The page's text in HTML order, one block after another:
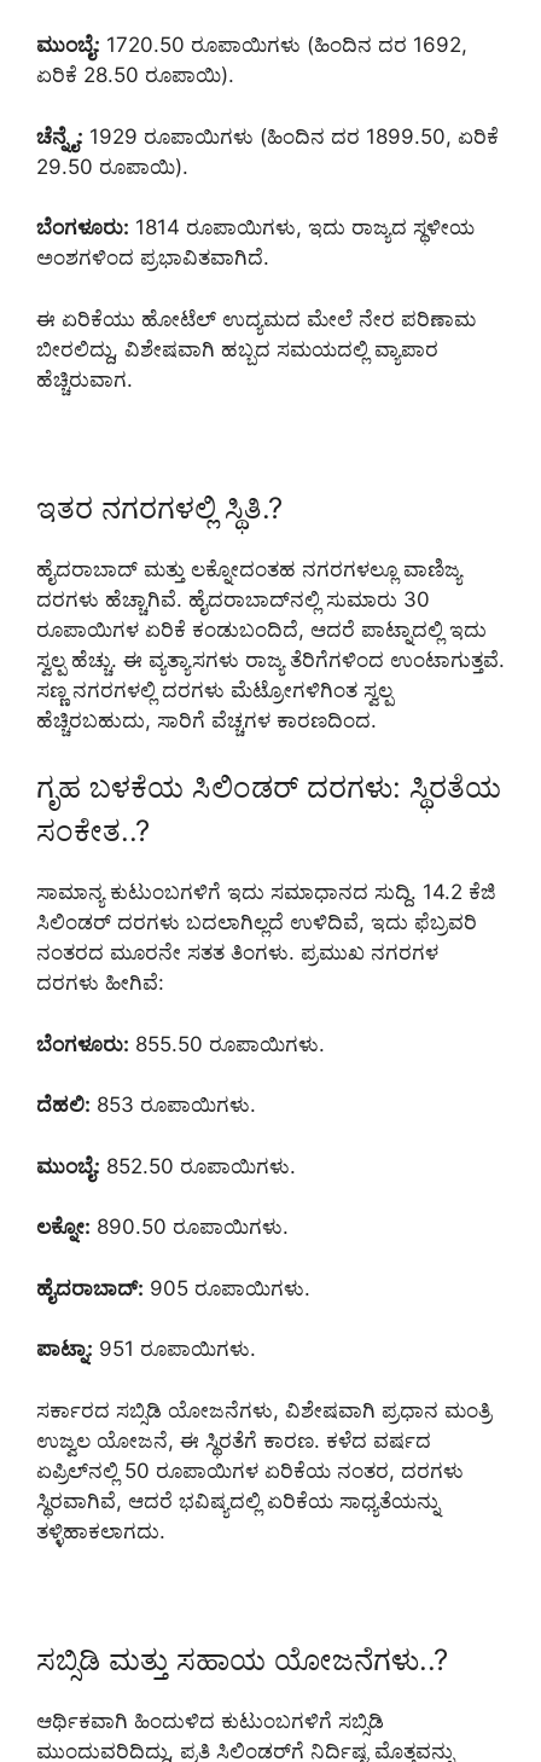
ಮುಂಬೈ: 1720.50 ರೂಪಾಯಿಗಳು (ಹಿಂದಿನ ದರ 1692,
ಏರಿಕೆ 28.50 ರೂಪಾಯಿ).
ಚೆನ್ನೈ: 1929 ರೂಪಾಯಿಗಳು (ಹಿಂದಿನ ದರ 1899.50, ಏರಿಕೆ
29.50 ರೂಪಾಯಿ).
ಬೆಂಗಳೂರು: 1814 ರೂಪಾಯಿಗಳು, ಇದು ರಾಜ್ಯದ ಸ್ಥಳೀಯ
ಅಂಶಗಳಿಂದ ಪ್ರಭಾವಿತವಾಗಿದೆ.
ಈ ಏರಿಕೆಯು ಹೋಟೆಲ್ ಉದ್ಯಮದ ಮೇಲೆ ನೇರ ಪರಿಣಾಮ
ಬೀರಲಿದ್ದು, ವಿಶೇಷವಾಗಿ ಹಬ್ಬದ ಸಮಯದಲ್ಲಿ ವ್ಯಾಪಾರ
ಹೆಚ್ಚಿರುವಾಗ.
ಇತರ ನಗರಗಳಲ್ಲಿ ಸ್ಥಿತಿ.?
ಹೈದರಾಬಾದ್ ಮತ್ತು ಲಕ್ನೋದಂತಹ ನಗರಗಳಲ್ಲೂ ವಾಣಿಜ್ಯ
ದರಗಳು ಹೆಚ್ಚಾಗಿವೆ. ಹೈದರಾಬಾದ್‌ನಲ್ಲಿ ಸುಮಾರು 30
ರೂಪಾಯಿಗಳ ಏರಿಕೆ ಕಂಡುಬಂದಿದೆ, ಆದರೆ ಪಾಟ್ನಾದಲ್ಲಿ ಇದು
ಸ್ವಲ್ಪ ಹೆಚ್ಚು. ಈ ವ್ಯತ್ಯಾಸಗಳು ರಾಜ್ಯ ತೆರಿಗೆಗಳಿಂದ ಉಂಟಾಗುತ್ತವೆ.
ಸಣ್ಣ ನಗರಗಳಲ್ಲಿ ದರಗಳು ಮೆಟ್ರೋಗಳಿಗಿಂತ ಸ್ವಲ್ಪ
ಹೆಚ್ಚಿರಬಹುದು, ಸಾರಿಗೆ ವೆಚ್ಚಗಳ ಕಾರಣದಿಂದ.
ಗೃಹ ಬಳಕೆಯ ಸಿಲಿಂಡರ್ ದರಗಳು: ಸ್ಥಿರತೆಯ
ಸಂಕೇತ..?
ಸಾಮಾನ್ಯ ಕುಟುಂಬಗಳಿಗೆ ಇದು ಸಮಾಧಾನದ ಸುದ್ದಿ. 14.2 ಕೆಜಿ
ಸಿಲಿಂಡರ್ ದರಗಳು ಬದಲಾಗಿಲ್ಲದೆ ಉಳಿದಿವೆ, ಇದು ಫೆಬ್ರವರಿ
ನಂತರದ ಮೂರನೇ ಸತತ ತಿಂಗಳು. ಪ್ರಮುಖ ನಗರಗಳ
ದರಗಳು ಹೀಗಿವೆ:
ಬೆಂಗಳೂರು: 855.50 ರೂಪಾಯಿಗಳು.
ದೆಹಲಿ: 853 ರೂಪಾಯಿಗಳು.
ಮುಂಬೈ: 852.50 ರೂಪಾಯಿಗಳು.
ಲಕ್ನೋ: 890.50 ರೂಪಾಯಿಗಳು.
ಹೈದರಾಬಾದ್: 905 ರೂಪಾಯಿಗಳು.
ಪಾಟ್ನಾ: 951 ರೂಪಾಯಿಗಳು.
ಸರ್ಕಾರದ ಸಬ್ಸಿಡಿ ಯೋಜನೆಗಳು, ವಿಶೇಷವಾಗಿ ಪ್ರಧಾನ ಮಂತ್ರಿ
ಉಜ್ವಲ ಯೋಜನೆ, ಈ ಸ್ಥಿರತೆಗೆ ಕಾರಣ. ಕಳೆದ ವರ್ಷದ
ಏಪ್ರಿಲ್‌ನಲ್ಲಿ 50 ರೂಪಾಯಿಗಳ ಏರಿಕೆಯ ನಂತರ, ದರಗಳು
ಸ್ಥಿರವಾಗಿವೆ, ಆದರೆ ಭವಿಷ್ಯದಲ್ಲಿ ಏರಿಕೆಯ ಸಾಧ್ಯತೆಯನ್ನು
ತಳ್ಳಿಹಾಕಲಾಗದು.
ಸಬ್ಸಿಡಿ ಮತ್ತು ಸಹಾಯ ಯೋಜನೆಗಳು..?
ಆರ್ಥಿಕವಾಗಿ ಹಿಂದುಳಿದ ಕುಟುಂಬಗಳಿಗೆ ಸಬ್ಸಿಡಿ
ಮುಂದುವರಿದಿದ್ದು, ಪ್ರತಿ ಸಿಲಿಂಡರ್‌ಗೆ ನಿರ್ದಿಷ್ಟ ಮೊತ್ತವನ್ನು